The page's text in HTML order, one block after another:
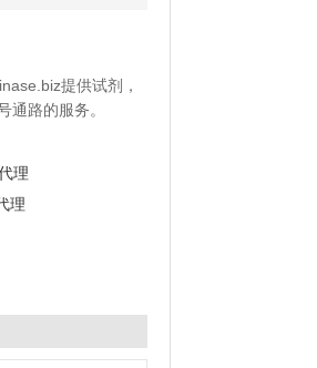
提供试剂，
通路的服务。
理
理